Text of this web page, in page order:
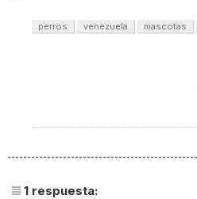
perros venezuela mascotas
1 respuesta: